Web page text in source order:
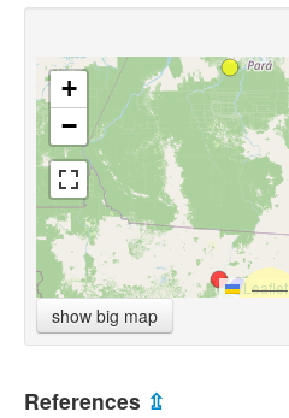
+
−
Leaflet
show big map
References ⇫